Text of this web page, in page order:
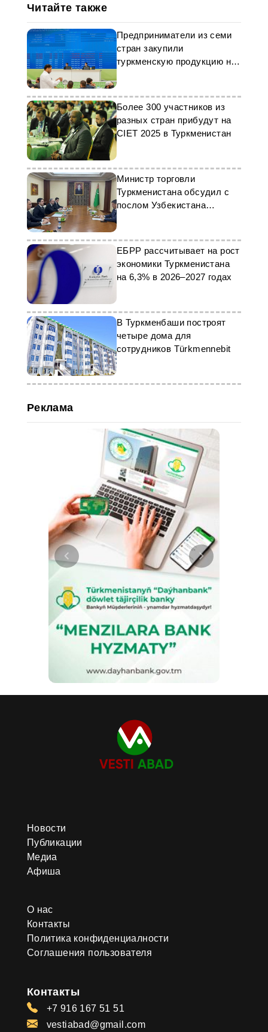
Читайте также
Предприниматели из семи
стран закупили
туркменскую продукцию на
Более 300 участников из
разных стран прибудут на
CIET 2025 в Туркменистан
Министр торговли
Туркменистана обсудил с
послом Узбекистана
развитие кооперации
ЕБРР рассчитывает на рост
экономики Туркменистана
на 6,3% в 2026–2027 годах
В Туркменбаши построят
четыре дома для
сотрудников Türkmennebit
Реклама
Новости
Публикации
Медиа
Афиша
О нас
Контакты
Политика конфиденциалности
Соглашения пользователя
Контакты
+7 916 167 51 51
vestiabad@gmail.com